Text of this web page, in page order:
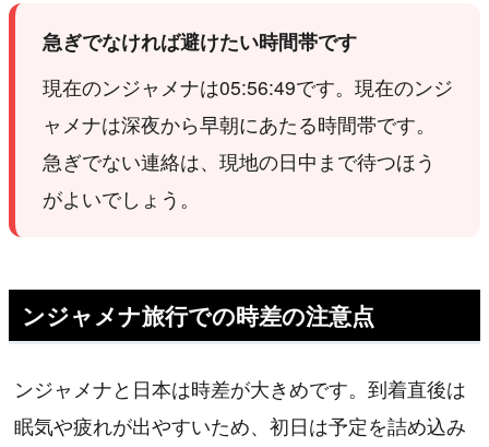
急ぎでなければ避けたい時間帯です
現在のンジャメナは05:56:49です。現在のンジ
ャメナは深夜から早朝にあたる時間帯です。
急ぎでない連絡は、現地の日中まで待つほう
がよいでしょう。
ンジャメナ旅行での時差の注意点
ンジャメナと日本は時差が大きめです。到着直後は
眠気や疲れが出やすいため、初日は予定を詰め込み